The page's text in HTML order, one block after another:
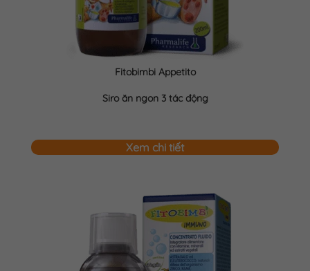
Fitobimbi Appetito
Siro ăn ngon 3 tác động
Xem chi tiết